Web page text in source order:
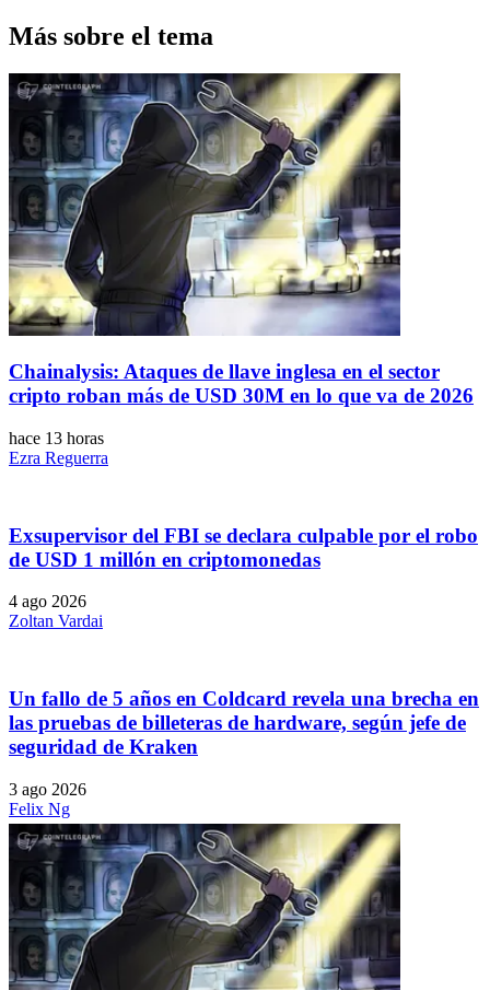
Más sobre el tema
Chainalysis: Ataques de llave inglesa en el sector
cripto roban más de USD 30M en lo que va de 2026
hace 13 horas
Ezra Reguerra
Exsupervisor del FBI se declara culpable por el robo
de USD 1 millón en criptomonedas
4 ago 2026
Zoltan Vardai
Un fallo de 5 años en Coldcard revela una brecha en
las pruebas de billeteras de hardware, según jefe de
seguridad de Kraken
3 ago 2026
Felix Ng